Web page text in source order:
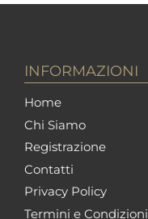
INFORMAZIONI
Home
Chi Siamo
Registrazione
Contatti
Privacy Policy
Termini e Condizioni